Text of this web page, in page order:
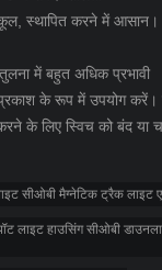
स्थापित करने में आसान।
में बहुत अधिक प्रभावी
के रूप में उपयोग करें।
के लिए स्विच को बंद
लाइट सीओबी मैग्नेटिक ट्रैक
लाइट हाउसिंग सीओबी